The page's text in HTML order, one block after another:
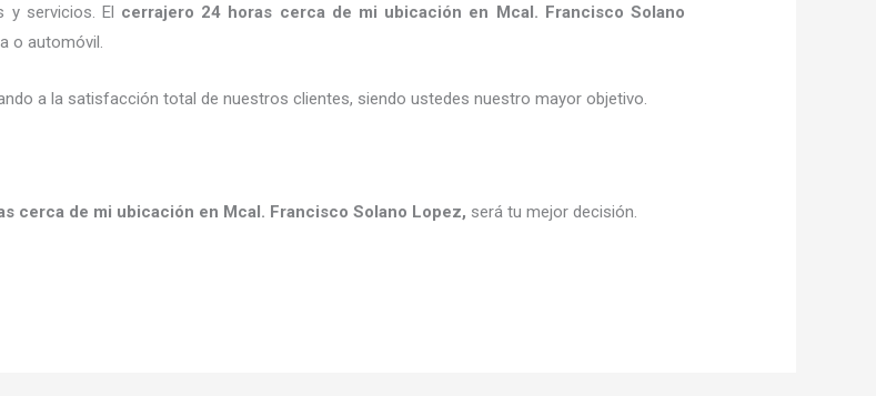
y servicios. El cerrajero 24 horas cerca de mi ubicación en Mcal. Francisco Solano
o automóvil.
a la satisfacción total de nuestros clientes, siendo ustedes nuestro mayor objetivo.
cerca de mi ubicación en Mcal. Francisco Solano Lopez, será tu mejor decisión.